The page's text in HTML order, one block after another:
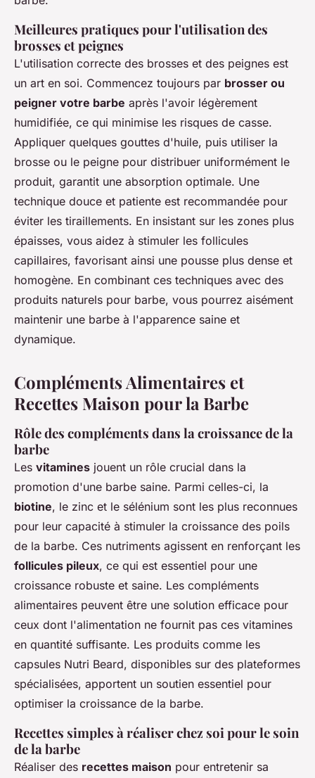
Meilleures pratiques pour l'utilisation des
brosses et peignes
L'utilisation correcte des brosses et des peignes est
un art en soi. Commencez toujours par brosser ou
peigner votre barbe après l'avoir légèrement
humidifiée, ce qui minimise les risques de casse.
Appliquer quelques gouttes d'huile, puis utiliser la
brosse ou le peigne pour distribuer uniformément le
produit, garantit une absorption optimale. Une
technique douce et patiente est recommandée pour
éviter les tiraillements. En insistant sur les zones plus
épaisses, vous aidez à stimuler les follicules
capillaires, favorisant ainsi une pousse plus dense et
homogène. En combinant ces techniques avec des
produits naturels pour barbe, vous pourrez aisément
maintenir une barbe à l'apparence saine et
dynamique.
Compléments Alimentaires et
Recettes Maison pour la Barbe
Rôle des compléments dans la croissance de la
barbe
Les vitamines jouent un rôle crucial dans la
promotion d'une barbe saine. Parmi celles-ci, la
biotine, le zinc et le sélénium sont les plus reconnues
pour leur capacité à stimuler la croissance des poils
de la barbe. Ces nutriments agissent en renforçant les
follicules pileux, ce qui est essentiel pour une
croissance robuste et saine. Les compléments
alimentaires peuvent être une solution efficace pour
ceux dont l'alimentation ne fournit pas ces vitamines
en quantité suffisante. Les produits comme les
capsules Nutri Beard, disponibles sur des plateformes
spécialisées, apportent un soutien essentiel pour
optimiser la croissance de la barbe.
Recettes simples à réaliser chez soi pour le soin
de la barbe
Réaliser des recettes maison pour entretenir sa